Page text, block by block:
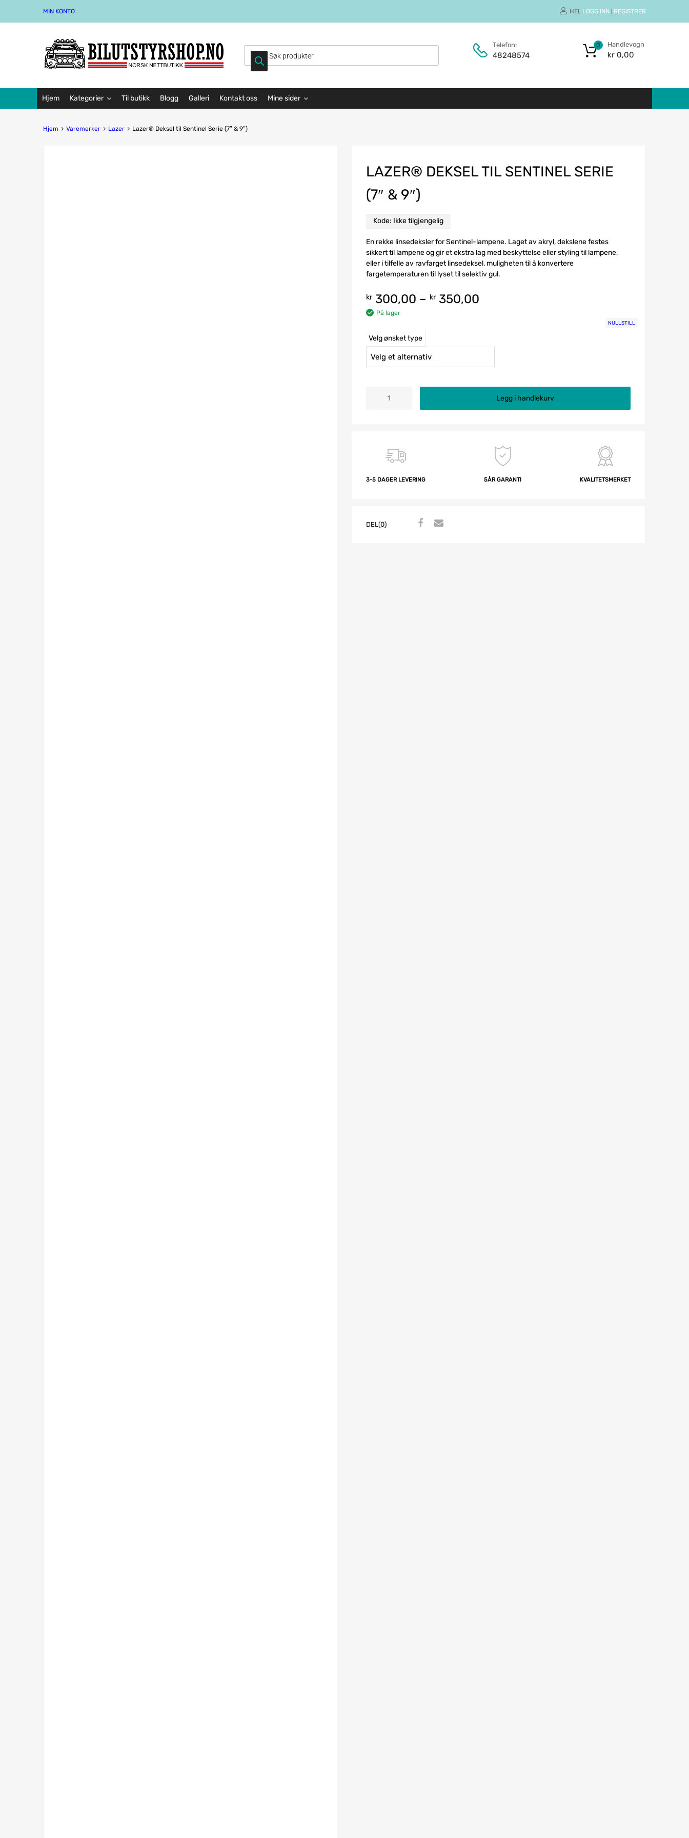
MIN KONTO HEI, LOGG INN REGISTRER
Telefon:
48248574
Handlevogn
kr 0,00
0
Hjem Kategorier Til butikk Blogg Galleri Kontakt oss Mine sider
Hjem Varemerker Lazer Lazer® Deksel til Sentinel Serie (7″ & 9″)
LAZER® DEKSEL TIL SENTINEL SERIE
(7″ & 9″)
Kode: Ikke tilgjengelig
En rekke linsedeksler for Sentinel-lampene. Laget av akryl, dekslene festes
sikkert til lampene og gir et ekstra lag med beskyttelse eller styling til lampene,
eller i tilfelle av ravfarget linsedeksel, muligheten til å konvertere
fargetemperaturen til lyset til selektiv gul.
kr300,00 – kr350,00
På lager
Velg ønsket type
NULLSTILL
Legg i handlekurv
3-5 DAGER LEVERING 5ÅR GARANTI KVALITETSMERKET
DEL(0)